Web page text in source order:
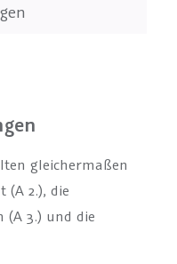
gleichermaßen
(A 2.), die
(A 3.) und die